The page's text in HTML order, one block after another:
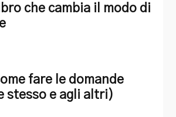
che cambia il modo di
fare le domande
stesso e agli altri)